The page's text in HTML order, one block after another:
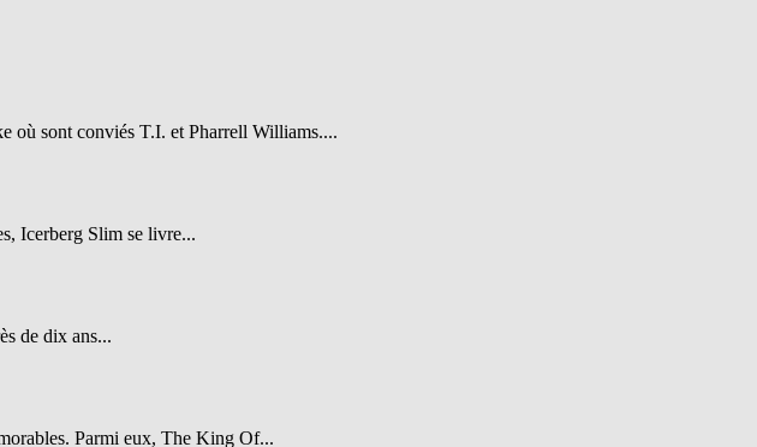
où sont conviés T.I. et Pharrell Williams....
Icerberg Slim se livre...
de dix ans...
Parmi eux, The King Of...